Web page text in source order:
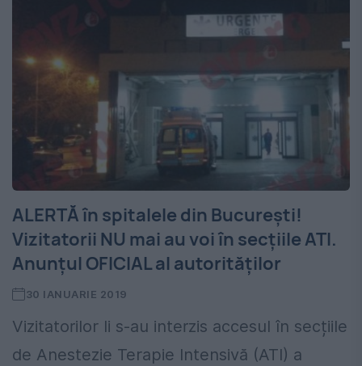
ALERTĂ în spitalele din București!
Vizitatorii NU mai au voi în secțiile ATI.
Anunțul OFICIAL al autorităților
30 IANUARIE 2019
Vizitatorilor li s-au interzis accesul în secțiile
de Anestezie Terapie Intensivă (ATI) a